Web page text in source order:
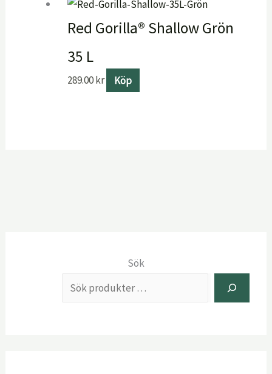
Sök
Red Gorilla® Shallow Grön
35 L
289.00kr Köp